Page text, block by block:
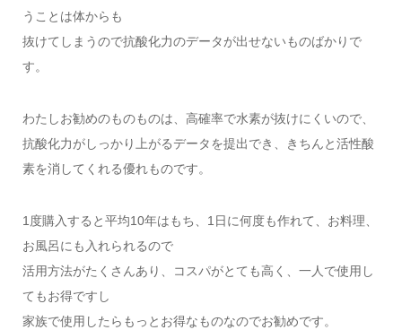
うことは体からも
抜けてしまうので抗酸化力のデータが出せないものばかりで
す。
わたしお勧めのものものは、高確率で水素が抜けにくいので、
抗酸化力がしっかり上がるデータを提出でき、きちんと活性酸
素を消してくれる優れものです。
1度購入すると平均10年はもち、1日に何度も作れて、お料理、
お風呂にも入れられるので
活用方法がたくさんあり、コスパがとても高く、一人で使用し
てもお得ですし
家族で使用したらもっとお得なものなのでお勧めです。